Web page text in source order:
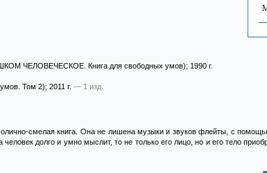
ЧЕЛОВЕЧЕСКОЕ. Книга для свободных умов); 1990 г.
Том 2); 2011 г. — 1 изд.
смелая книга. Она не лишена музыки и звуков флейты, с
долго и умно мыслит, то не только его лицо, но и его тело